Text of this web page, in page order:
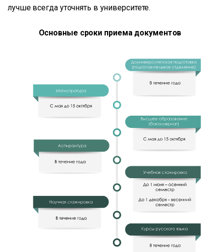
лучше всегда уточнять в университете.
Основные сроки приема документов